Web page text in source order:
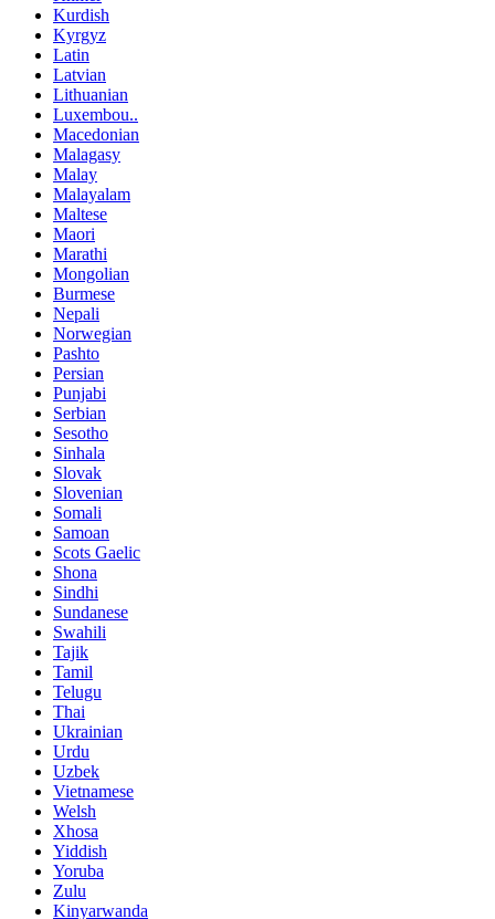
Kurdish
Kyrgyz
Latin
Latvian
Lithuanian
Luxembou..
Macedonian
Malagasy
Malay
Malayalam
Maltese
Maori
Marathi
Mongolian
Burmese
Nepali
Norwegian
Pashto
Persian
Punjabi
Serbian
Sesotho
Sinhala
Slovak
Slovenian
Somali
Samoan
Scots Gaelic
Shona
Sindhi
Sundanese
Swahili
Tajik
Tamil
Telugu
Thai
Ukrainian
Urdu
Uzbek
Vietnamese
Welsh
Xhosa
Yiddish
Yoruba
Zulu
Kinyarwanda